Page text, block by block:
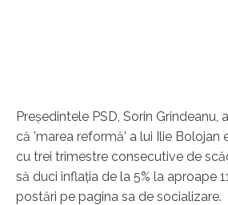
Preşedintele PSD, Sorin Grindeanu,
că 'marea reformă' a lui Ilie Bolojan
cu trei trimestre consecutive de
să duci inflaţia de la 5% la aproape
postări pe pagina sa de socializare.